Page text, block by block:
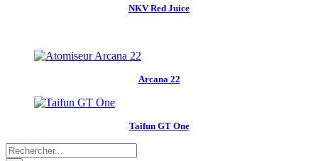
NKV Red Juice
Arcana 22
Taifun GT One